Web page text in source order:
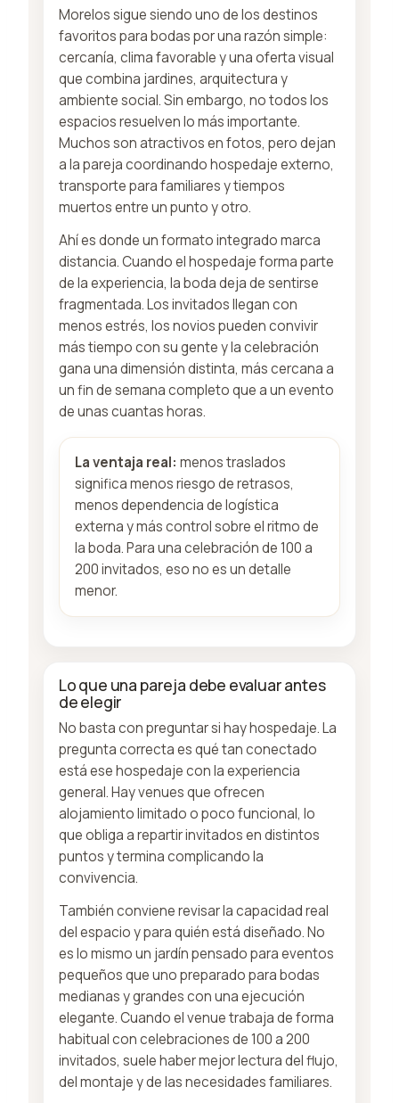
Morelos sigue siendo uno de los destinos
favoritos para bodas por una razón simple:
cercanía, clima favorable y una oferta visual
que combina jardines, arquitectura y
ambiente social. Sin embargo, no todos los
espacios resuelven lo más importante.
Muchos son atractivos en fotos, pero dejan
a la pareja coordinando hospedaje externo,
transporte para familiares y tiempos
muertos entre un punto y otro.
Ahí es donde un formato integrado marca
distancia. Cuando el hospedaje forma parte
de la experiencia, la boda deja de sentirse
fragmentada. Los invitados llegan con
menos estrés, los novios pueden convivir
más tiempo con su gente y la celebración
gana una dimensión distinta, más cercana a
un fin de semana completo que a un evento
de unas cuantas horas.
La ventaja real: menos traslados
significa menos riesgo de retrasos,
menos dependencia de logística
externa y más control sobre el ritmo de
la boda. Para una celebración de 100 a
200 invitados, eso no es un detalle
menor.
Lo que una pareja debe evaluar antes
de elegir
No basta con preguntar si hay hospedaje. La
pregunta correcta es qué tan conectado
está ese hospedaje con la experiencia
general. Hay venues que ofrecen
alojamiento limitado o poco funcional, lo
que obliga a repartir invitados en distintos
puntos y termina complicando la
convivencia.
También conviene revisar la capacidad real
del espacio y para quién está diseñado. No
es lo mismo un jardín pensado para eventos
pequeños que uno preparado para bodas
medianas y grandes con una ejecución
elegante. Cuando el venue trabaja de forma
habitual con celebraciones de 100 a 200
invitados, suele haber mejor lectura del flujo,
del montaje y de las necesidades familiares.